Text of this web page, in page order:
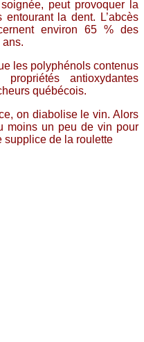
peut provoquer la
la dent. L’abcès
environ 65 % des
les polyphénols contenus
antioxydantes
québécois.
on diabolise le vin. Alors
moins un peu de vin pour
supplice de la roulette